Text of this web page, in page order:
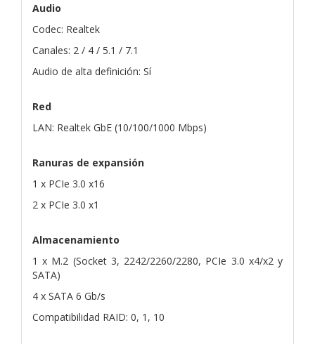
Audio
Codec: Realtek
Canales: 2 / 4 / 5.1 / 7.1
Audio de alta definición: Sí
Red
LAN: Realtek GbE (10/100/1000 Mbps)
Ranuras de expansión
1 x PCIe 3.0 x16
2 x PCIe 3.0 x1
Almacenamiento
1 x M.2 (Socket 3, 2242/2260/2280, PCIe 3.0 x4/x2 y
SATA)
4 x SATA 6 Gb/s
Compatibilidad RAID: 0, 1, 10